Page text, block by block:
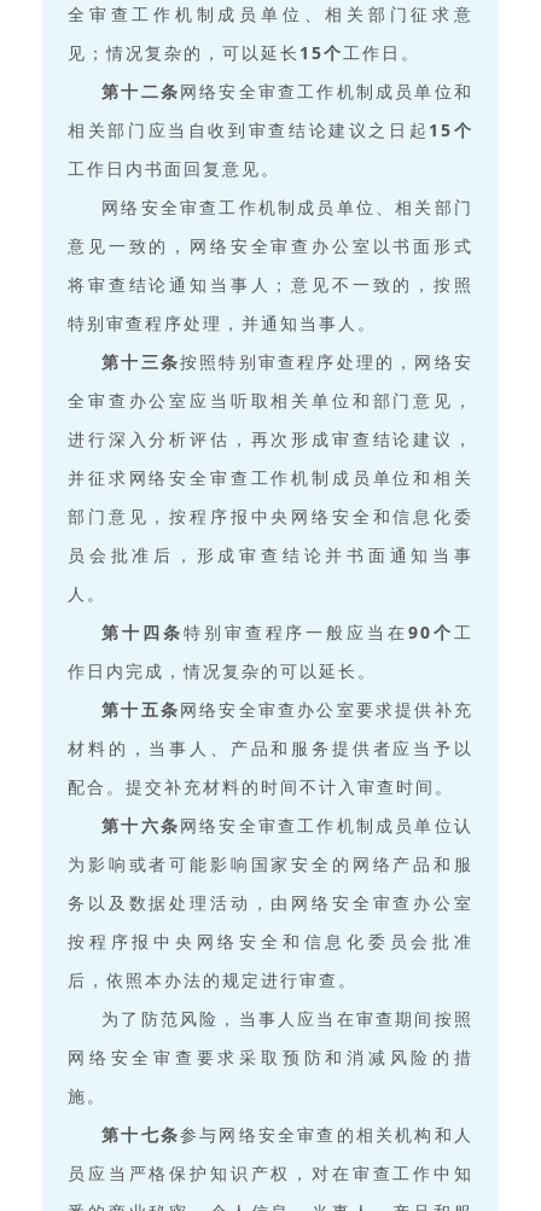
全审查工作机制成员单位、相关部门征求意
见；情况复杂的，可以延长 15个工作日。
第十二条网络安全审查工作机制成员单位和
相关部门应当自收到审查结论建议之日起 15个
工作日内书面回复意见。
网络安全审查工作机制成员单位、相关部门
意见一致的，网络安全审查办公室以书面形式
将审查结论通知当事人；意见不一致的，按照
特别审查程序处理，并通知当事人。
第十三条按照特别审查程序处理的，网络安
全审查办公室应当听取相关单位和部门意见，
进行深入分析评估，再次形成审查结论建议，
并征求网络安全审查工作机制成员单位和相关
部门意见，按程序报中央网络安全和信息化委
员会批准后，形成审查结论并书面通知当事
人。
第十四条特别审查程序一般应当在90个工
作日内完成，情况复杂的可以延长。
第十五条网络安全审查办公室要求提供补充
材料的，当事人、产品和服务提供者应当予以
配合。提交补充材料的时间不计入审查时间。
第十六条网络安全审查工作机制成员单位认
为影响或者可能影响国家安全的网络产品和服
务以及数据处理活动，由网络安全审查办公室
按程序报中央网络安全和信息化委员会批准
后，依照本办法的规定进行审查。
为了防范风险，当事人应当在审查期间按照
网络安全审查要求采取预防和消减风险的措
施。
第十七条参与网络安全审查的相关机构和人
员应当严格保护知识产权，对在审查工作中知